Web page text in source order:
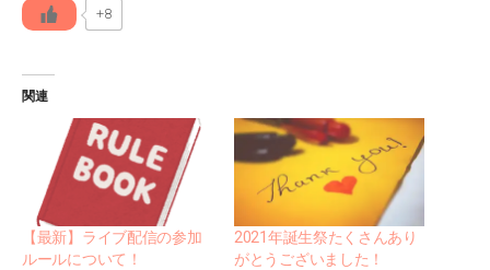
+8
関連
【最新】ライブ配信の参加
ルールについて！
2021年誕生祭たくさんあり
がとうございました！